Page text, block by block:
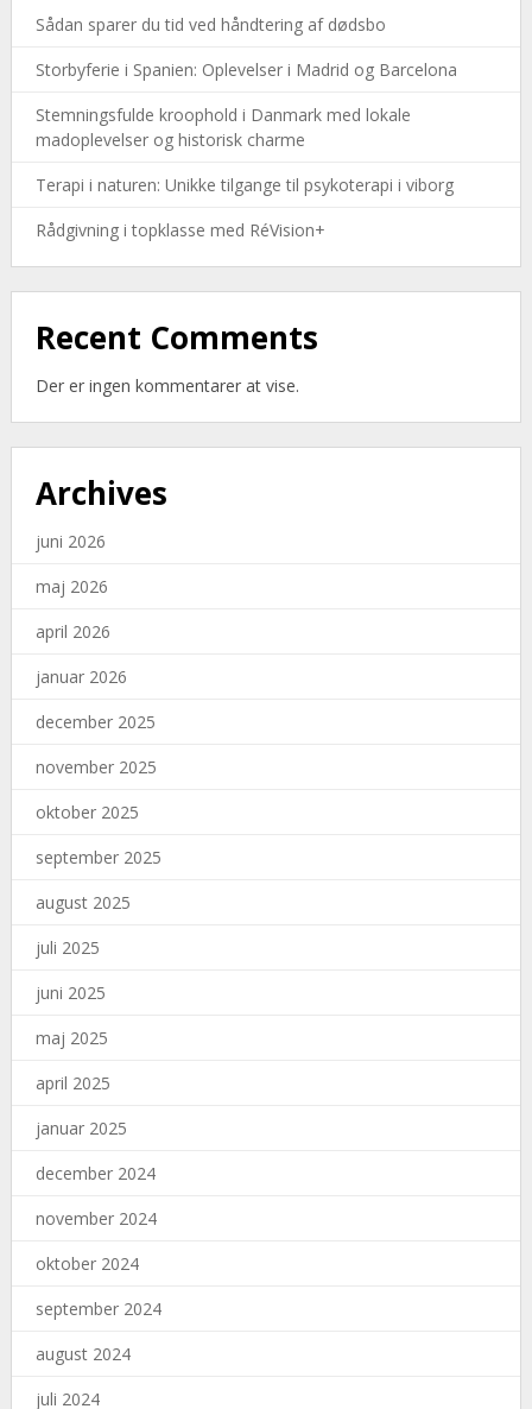
Sådan sparer du tid ved håndtering af dødsbo
Storbyferie i Spanien: Oplevelser i Madrid og Barcelona
Stemningsfulde kroophold i Danmark med lokale
madoplevelser og historisk charme
Terapi i naturen: Unikke tilgange til psykoterapi i viborg
Rådgivning i topklasse med RéVision+
Recent Comments
Der er ingen kommentarer at vise.
Archives
juni 2026
maj 2026
april 2026
januar 2026
december 2025
november 2025
oktober 2025
september 2025
august 2025
juli 2025
juni 2025
maj 2025
april 2025
januar 2025
december 2024
november 2024
oktober 2024
september 2024
august 2024
juli 2024